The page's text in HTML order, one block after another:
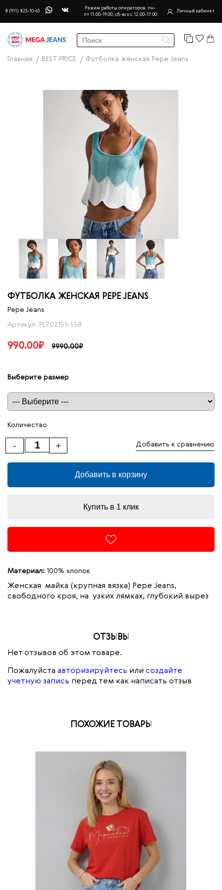
8 (911) 823-10-63
Режим работы операторов: пн-
пт 11.00-19.00, сб-вск с 12.00-17.00
Личный кабинет
Главная BEST PRICE Футболка женская Pepe Jeans
ФУТБОЛКА ЖЕНСКАЯ PEPE JEANS
Pepe Jeans
Артикул: PL702151-558
990.00₽ 9990.00₽
Выберите размер
Таблица размеров
Количество
+
- Добавить к сравнению
Добавить в корзину
Купить в 1 клик
Материал: 100% хлопок
Женская майка (крупная вязка) Pepe Jeans,
свободного кроя, на узких лямках, глубокий вырез
ОТЗЫВЫ
Нет отзывов об этом товаре.
Пожалуйста авторизируйтесь или создайте
учетную запись перед тем как написать отзыв
ПОХОЖИЕ ТОВАРЫ